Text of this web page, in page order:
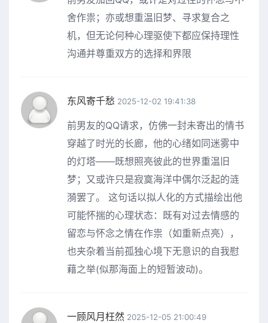
舍作祟；亦或想重温旧梦、寻求复合之
机，但无论何种心理驱使下都应保持理性
沟通并尊重双方的选择和界限
东风寄千愁 2025-12-02 19:41:38
前男友的QQ请求，仿佛一封未寄出的情书
穿越了时光的长廊，他的心绪如同迷雾中
的灯塔——既想照亮彼此的世界重温旧
梦；又或许只是寂寞海洋中偶尔泛起的涟
漪罢了。 这句话以拟人化的方式描绘出他
可能怀揣的心理状态：既有对过去情感的
留恋与怀念之情在作祟（如重新点亮），
也夹杂着当前孤独心境下无意识的自我慰
藉之举(似那海面上的短暂波动)。
一顾风月枉然2025-12-05 21:00:49